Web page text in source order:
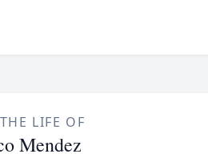
LIFE OF
Mendez